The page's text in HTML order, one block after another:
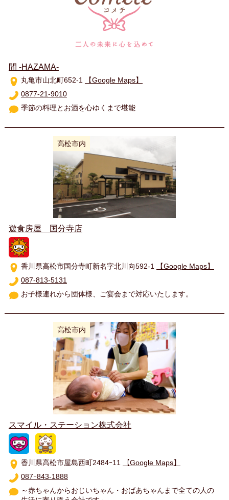
間 -HAZAMA-
丸亀市山北町652-1
【Google Maps】
0877-21-9010
季節の料理とお酒を心ゆくまで堪能
高松市内
遊食房屋 国分寺店
香川県高松市国分寺町新名字北川向592-1
【Google Maps】
087-813-5131
お子様連れから団体様、ご宴会まで対応いたします。
高松市内
スマイル・ステーション株式会社
香川県高松市屋島西町2484ｰ11
【Google Maps】
087ｰ843-1888
～赤ちゃんからおじいちゃん・おばあちゃんまで全ての人の